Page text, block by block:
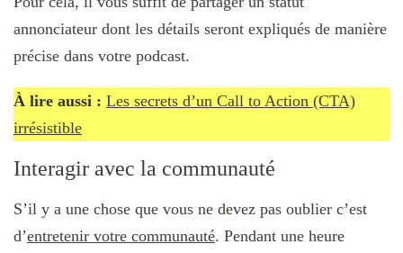
annonciateur dont les détails seront expliqués de manière
précise dans votre podcast.
À lire aussi : Les secrets d’un Call to Action (CTA)
irrésistible
Interagir avec la communauté
S’il y a une chose que vous ne devez pas oublier c’est
d’entretenir votre communauté. Pendant une heure